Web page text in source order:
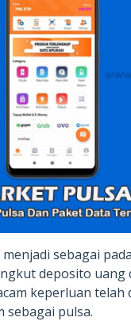
menjadi sebagai
deposito
keperluan
sebagai pulsa.